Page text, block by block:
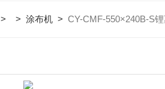
> >涂布机 >CY-CMF-550×240B-S​